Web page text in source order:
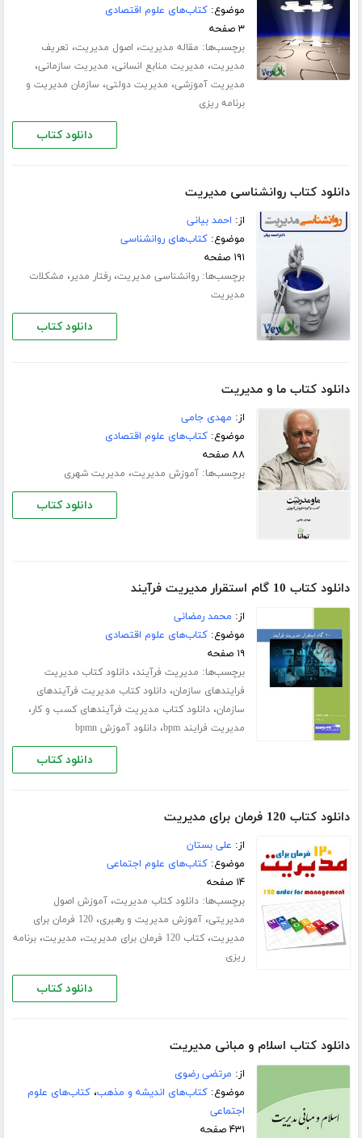
موضوع:کتاب‌های علوم اقتصادی
۳ صفحه
برچسب‌ها: مقاله مدیریت، اصول مدیریت، تعریف
مدیریت، مدیریت منابع انسانی، مدیریت سازمانی،
مدیریت آموزشی، مدیریت دولتی، سازمان مدیریت و
برنامه ریزی
دانلود کتاب
دانلود کتاب روانشناسی مدیریت
از: احمد بیانی
موضوع:کتاب‌های روانشناسی
۱۹۱ صفحه
برچسب‌ها:روانشناسی مدیریت،رفتار مدیر، مشکلات
مدیریت
دانلود کتاب
دانلود کتاب ما و مدیریت
از: مهدی جامی
موضوع:کتاب‌های علوم اقتصادی
۸۸ صفحه
برچسب‌ها:آموزش مدیریت، مدیریت شهری
دانلود کتاب
دانلود کتاب 10 گام استقرار مدیریت فرآیند
از: محمد رمضانی
موضوع:کتاب‌های علوم اقتصادی
۱۹ صفحه
برچسب‌ها: مدیریت فرآیند،دانلود کتاب مدیریت
فرایندهای سازمان،دانلود کتاب مدیریت فرآیندهای
سازمان،دانلود کتاب مدیریت فرآیندهای کسب و کار،
مدیریت فرایند bpm ،دانلود آموزش bpmn
دانلود کتاب
دانلود کتاب 120 فرمان برای مدیریت
از: علی بستان
موضوع:کتاب‌های علوم اجتماعی
۱۴ صفحه
برچسب‌ها:دانلود کتاب مدیریت،آموزش اصول
مدیریتی،آموزش مدیریت و رهبری،
120 فرمان برای
مدیریت،کتاب 120 فرمان برای مدیریت ، مدیریت،برنامه
ریزی
دانلود کتاب
دانلود کتاب اسلام و مبانی مدیریت
از: مرتضی رضوی
موضوع:کتاب‌های اندیشه و مذهب،کتاب‌های علوم
اجتماعی
۴۳۱ صفحه